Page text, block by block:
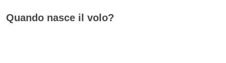
Quando nasce il volo?